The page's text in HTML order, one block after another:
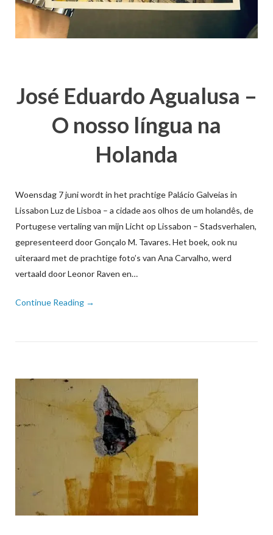
José Eduardo Agualusa –
O nosso língua na
Holanda
Woensdag 7 juni wordt in het prachtige Palácio Galveias in
Lissabon Luz de Lisboa – a cidade aos olhos de um holandês, de
Portugese vertaling van mijn Licht op Lissabon – Stadsverhalen,
gepresenteerd door Gonçalo M. Tavares. Het boek, ook nu
uiteraard met de prachtige foto’s van Ana Carvalho, werd
vertaald door Leonor Raven en…
Continue Reading →